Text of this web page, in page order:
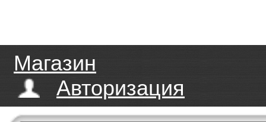
Магазин
Авторизация